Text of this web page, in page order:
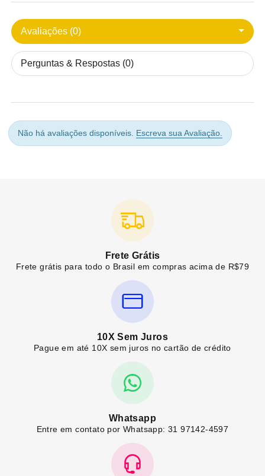
Avaliações (0)
Perguntas & Respostas (0)
Não há avaliações disponíveis. Escreva sua Avaliação.
Frete Grátis
Frete grátis para todo o Brasil em compras acima de R$79
10X Sem Juros
Pague em até 10X sem juros no cartão de crédito
Whatsapp
Entre em contato por Whatsapp: 31 97142-4597